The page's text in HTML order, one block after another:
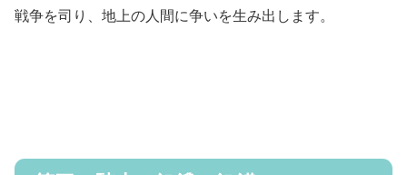
戦争を司り、地上の人間に争いを生み出します。